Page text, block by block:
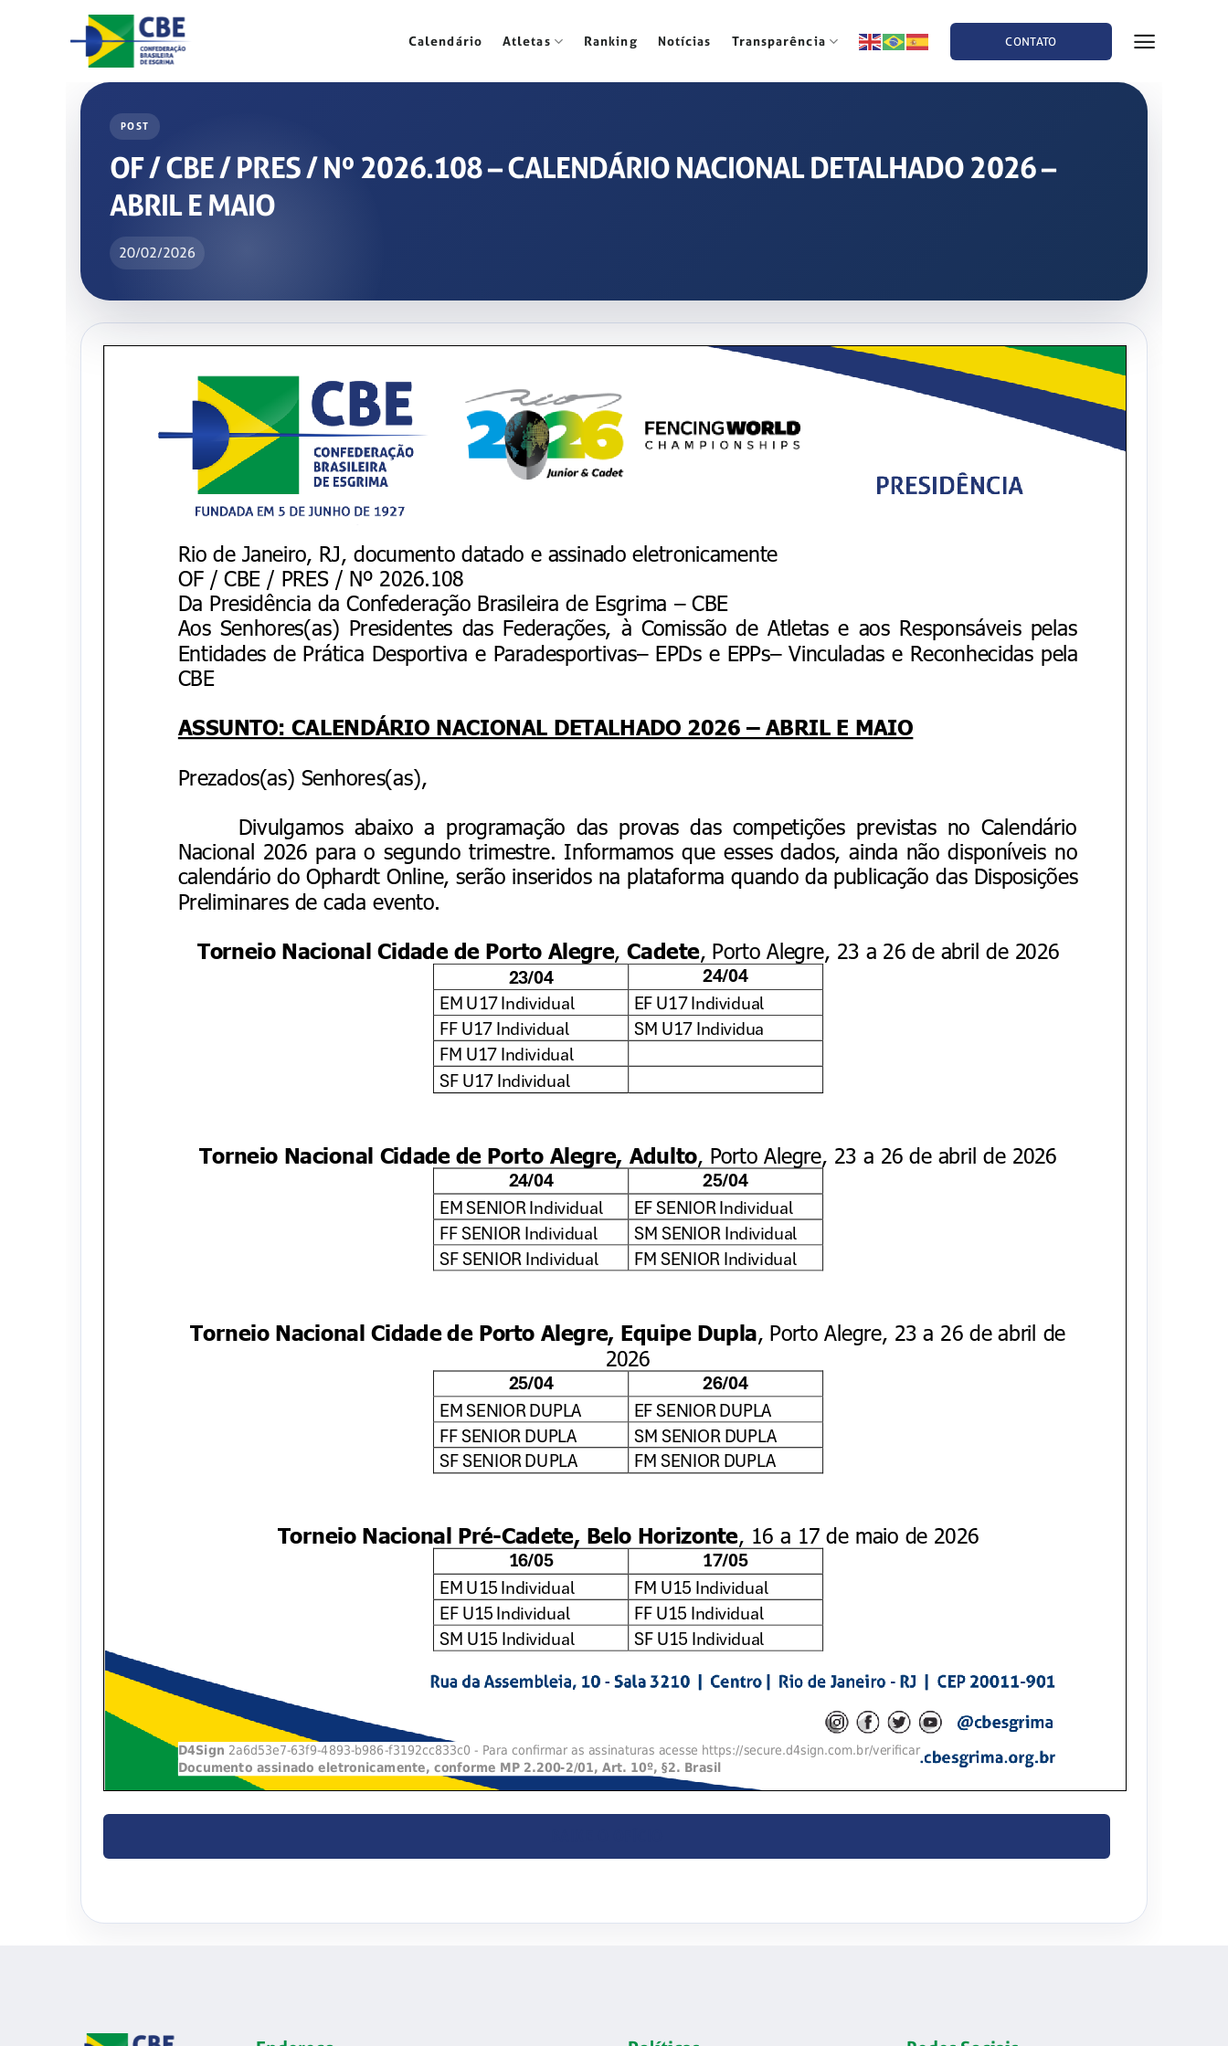
Calendário Atletas Ranking Notícias Transparência CONTATO
POST
OF / CBE / PRES / Nº 2026.108 – CALENDÁRIO NACIONAL DETALHADO 2026 –
ABRIL E MAIO
20/02/2026